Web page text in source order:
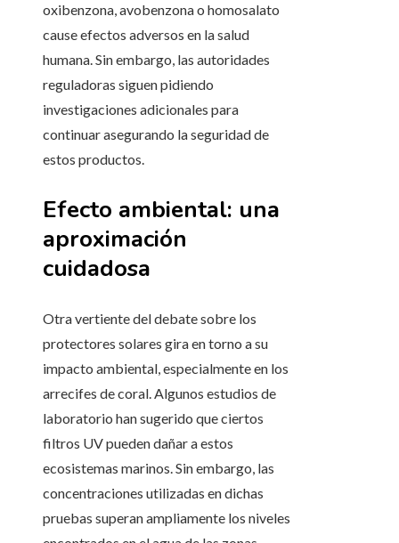
oxibenzona, avobenzona o homosalato
cause efectos adversos en la salud
humana. Sin embargo, las autoridades
reguladoras siguen pidiendo
investigaciones adicionales para
continuar asegurando la seguridad de
estos productos.
Efecto ambiental: una
aproximación
cuidadosa
Otra vertiente del debate sobre los
protectores solares gira en torno a su
impacto ambiental, especialmente en los
arrecifes de coral. Algunos estudios de
laboratorio han sugerido que ciertos
filtros UV pueden dañar a estos
ecosistemas marinos. Sin embargo, las
concentraciones utilizadas en dichas
pruebas superan ampliamente los niveles